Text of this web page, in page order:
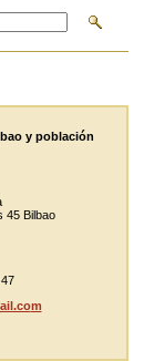
y población
45 Bilbao
m